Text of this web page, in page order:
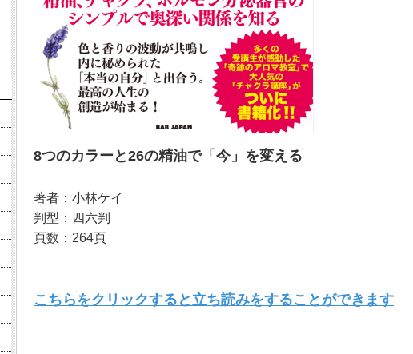
8つのカラーと26の精油で「今」を変える
著者：小林ケイ
判型：四六判
頁数：264頁
こちらをクリックすると立ち読みをすることができます